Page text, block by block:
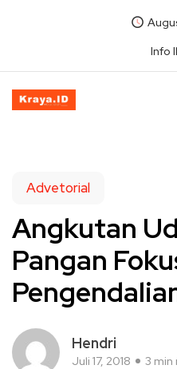
Info
Advetorial
Angkutan
Pangan
Hendri
Juli 17, 2018 3 min